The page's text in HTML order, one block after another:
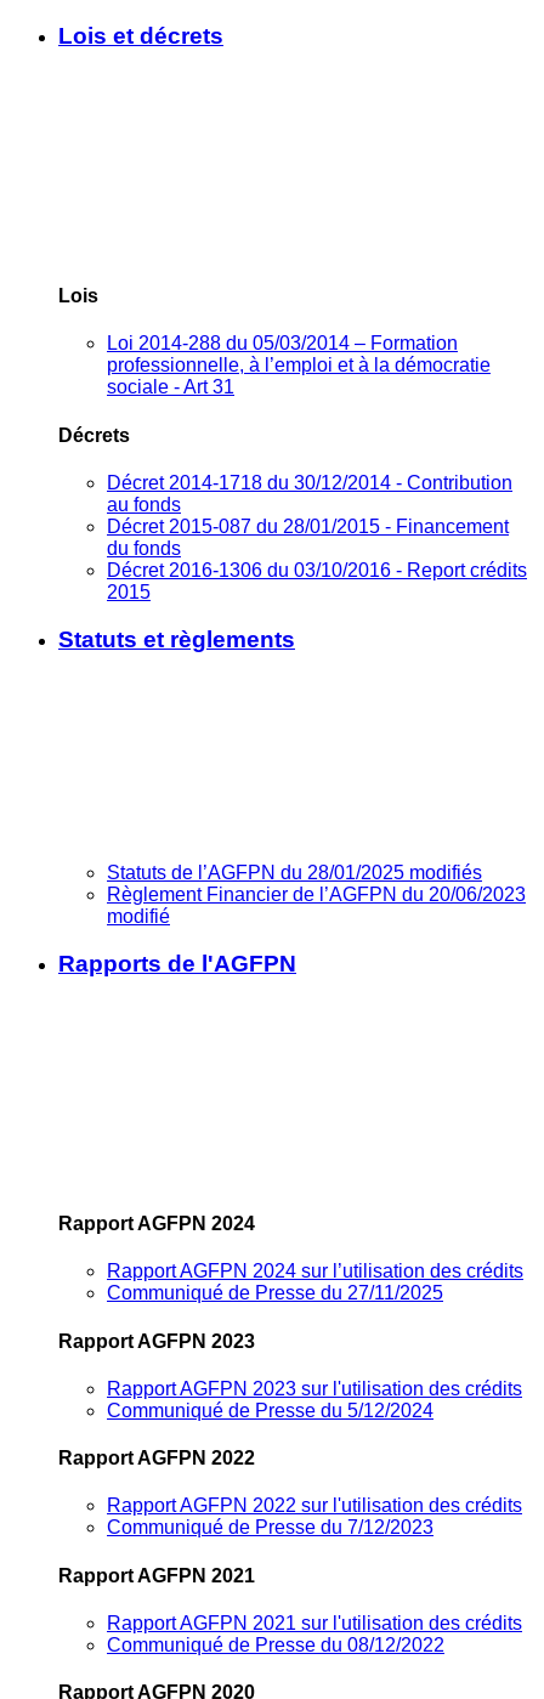
Lois et décrets
Lois
Loi 2014-288 du 05/03/2014 – Formation
professionnelle, à l’emploi et à la démocratie
sociale - Art 31
Décrets
Décret 2014-1718 du 30/12/2014 - Contribution
au fonds
Décret 2015-087 du 28/01/2015 - Financement
du fonds
Décret 2016-1306 du 03/10/2016 - Report crédits
2015
Statuts et règlements
Statuts de l’AGFPN du 28/01/2025 modifiés
Règlement Financier de l’AGFPN du 20/06/2023
modifié
Rapports de l'AGFPN
Rapport AGFPN 2024
Rapport AGFPN 2024 sur l’utilisation des crédits
Communiqué de Presse du 27/11/2025
Rapport AGFPN 2023
Rapport AGFPN 2023 sur l'utilisation des crédits
Communiqué de Presse du 5/12/2024
Rapport AGFPN 2022
Rapport AGFPN 2022 sur l'utilisation des crédits
Communiqué de Presse du 7/12/2023
Rapport AGFPN 2021
Rapport AGFPN 2021 sur l'utilisation des crédits
Communiqué de Presse du 08/12/2022
Rapport AGFPN 2020